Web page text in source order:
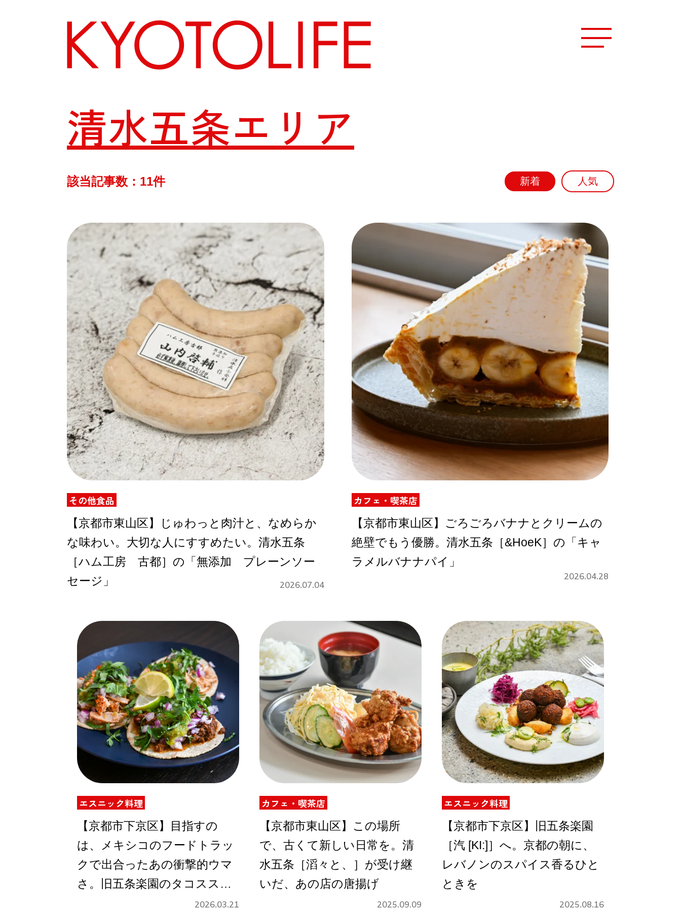
エリアから探す 地図から探す
カテゴリーから探す
SPECIAL NEW OPEN
SERIES
カレーが好き
京都おやつクラブ
私と店のはなし
今月の京みやげ
京都の書店
CULTURE
関西で開催。おすすめの展覧会
おすすめの映画
誠光社で選びました。おすすめの本
紹介します。おすすめのイベント
ABOUT US Instagram
チケットプレゼント応募
清水五条エリア
該当記事数：11件
その他食品
【京都市東山区】じゅわっと肉汁と、なめらか
な味わい。大切な人にすすめたい。清水五条
［ハム工房 古都］の「無添加 プレーンソー
セージ」
2026.07.04
カフェ・喫茶店
【京都市東山区】ごろごろバナナとクリームの
絶壁でもう優勝。清水五条［&HoeK］の「キャ
ラメルバナナパイ」
2026.04.28
エスニック料理
【京都市下京区】目指すの
は、メキシコのフードトラッ
クで出合ったあの衝撃的ウマ
さ。旧五条楽園のタコススタ
ンド［Taco.scratch 京都店］
2026.03.21
カフェ・喫茶店
【京都市東山区】この場所
で、古くて新しい日常を。清
水五条［滔々と、］が受け継
いだ、あの店の唐揚げ
2025.09.09
エスニック料理
【京都市下京区】旧五条楽園
［汽 [KI:]］へ。京都の朝に、
レバノンのスパイス香るひと
ときを
2025.08.16